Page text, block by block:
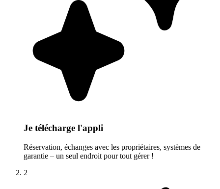
Je télécharge l'appli
Réservation, échanges avec les propriétaires, systèmes de
garantie – un seul endroit pour tout gérer !
2